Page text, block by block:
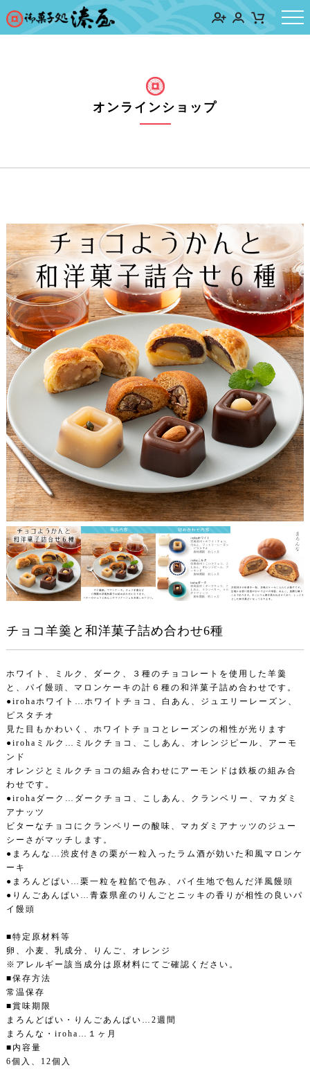
オンラインショップ
チョコ羊羹と和洋菓子詰め合わせ6種
ホワイト、ミルク、ダーク、３種のチョコレートを使用した羊羹
と、パイ饅頭、マロンケーキの計６種の和洋菓子詰め合わせです。
●irohaホワイト…ホワイトチョコ、白あん、ジュエリーレーズン、
ピスタチオ
見た目もかわいく、ホワイトチョコとレーズンの相性が光ります
●irohaミルク…ミルクチョコ、こしあん、オレンジピール、アーモ
ンド
オレンジとミルクチョコの組み合わせにアーモンドは鉄板の組み合
わせです。
●irohaダーク…ダークチョコ、こしあん、クランベリー、マカダミ
アナッツ
ビターなチョコにクランベリーの酸味、マカダミアナッツのジュー
シーさがマッチします。
●まろんな…渋皮付きの栗が一粒入ったラム酒が効いた和風マロンケ
ーキ
●まろんどぱい…栗一粒を粒餡で包み、パイ生地で包んだ洋風饅頭
●りんごあんぱい…青森県産のりんごとニッキの香りが相性の良いパ
イ饅頭
■特定原材料等
卵、小麦、乳成分、りんご、オレンジ
※アレルギー該当成分は原材料にてご確認ください。
■保存方法
常温保存
■賞味期限
まろんどぱい・りんごあんぱい…2週間
まろんな・iroha…１ヶ月
■内容量
6個入、12個入